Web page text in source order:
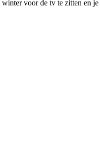
voor de tv te zitten en